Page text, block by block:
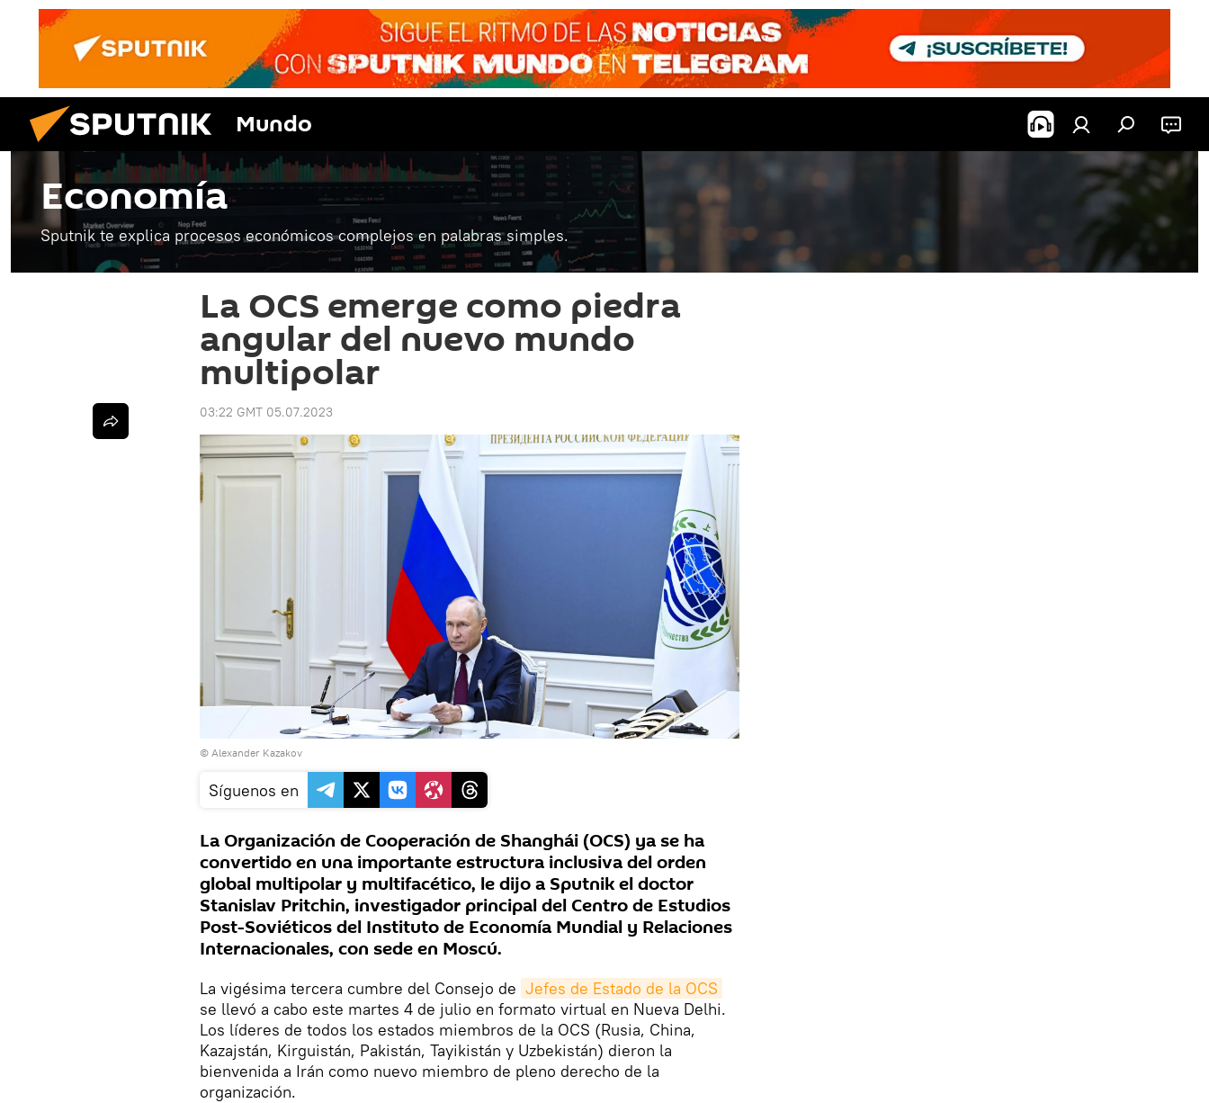
Mundo
Economía
Sputnik te explica procesos económicos complejos en palabras simples.
La OCS emerge como piedra
angular del nuevo mundo
multipolar
03:22 GMT 05.07.2023
© Alexander Kazakov
Síguenos en
La Organización de Cooperación de Shanghái (OCS) ya se ha
convertido en una importante estructura inclusiva del orden
global multipolar y multifacético, le dijo a Sputnik el doctor
Stanislav Pritchin, investigador principal del Centro de Estudios
Post-Soviéticos del Instituto de Economía Mundial y Relaciones
Internacionales, con sede en Moscú.
La vigésima tercera cumbre del Consejo de Jefes de Estado de la OCS
se llevó a cabo este martes 4 de julio en formato virtual en Nueva Delhi.
Los líderes de todos los estados miembros de la OCS (Rusia, China,
Kazajstán, Kirguistán, Pakistán, Tayikistán y Uzbekistán) dieron la
bienvenida a Irán como nuevo miembro de pleno derecho de la
organización.